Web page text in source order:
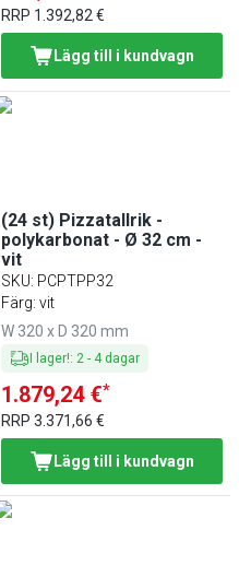
RRP 1.392,82 €
Lägg till i kundvagn
(24 st) Pizzatallrik -
polykarbonat - Ø 32 cm -
vit
SKU: PCPTPP32
Färg: vit
W 320 x D 320 mm
I lager!: 2 - 4 dagar
1.879,24 €*
RRP3.371,66 €
Lägg till i kundvagn